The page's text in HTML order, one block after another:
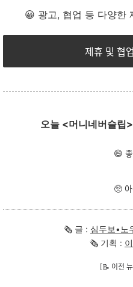
😀 광고, 협업 등 다양한
제휴 및 협
오늘 <머니네버슬립
😄
🥺
🗞 글 : 심두보•노
🗞 기획 :
[📝 이전